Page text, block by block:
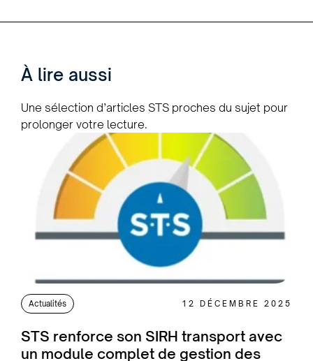
À lire aussi
Une sélection d’articles STS proches du sujet pour
prolonger votre lecture.
Actualités 12 DÉCEMBRE 2025
STS renforce son SIRH transport avec
un module complet de gestion des